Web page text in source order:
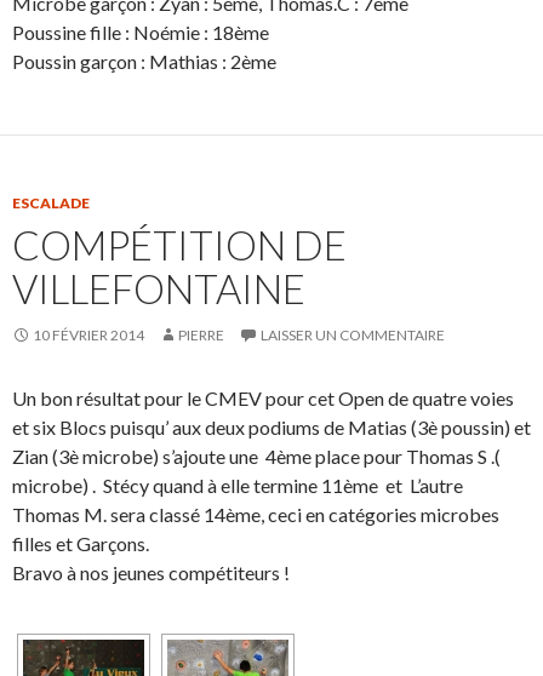
Poussine fille : Noémie : 18ème
Poussin garçon : Mathias : 2ème
ESCALADE
COMPÉTITION DE
VILLEFONTAINE
10 FÉVRIER 2014 PIERRE LAISSER UN COMMENTAIRE
Un bon résultat pour le CMEV pour cet Open de quatre voies
et six Blocs puisqu’ aux deux podiums de Matias (3è poussin) et
Zian (3è microbe) s’ajoute une 4ème place pour Thomas S .(
microbe) . Stécy quand à elle termine 11ème et L’autre
Thomas M. sera classé 14ème, ceci en catégories microbes
filles et Garçons.
Bravo à nos jeunes compétiteurs !